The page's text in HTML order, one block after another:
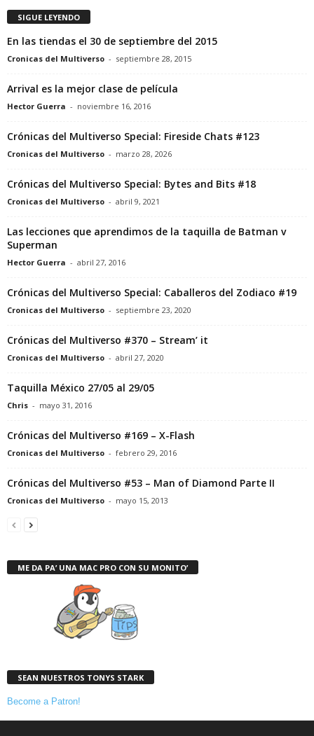
SIGUE LEYENDO
En las tiendas el 30 de septiembre del 2015
Cronicas del Multiverso - septiembre 28, 2015
Arrival es la mejor clase de película
Hector Guerra - noviembre 16, 2016
Crónicas del Multiverso Special: Fireside Chats #123
Cronicas del Multiverso - marzo 28, 2026
Crónicas del Multiverso Special: Bytes and Bits #18
Cronicas del Multiverso - abril 9, 2021
Las lecciones que aprendimos de la taquilla de Batman v
Superman
Hector Guerra - abril 27, 2016
Crónicas del Multiverso Special: Caballeros del Zodiaco #19
Cronicas del Multiverso - septiembre 23, 2020
Crónicas del Multiverso #370 – Stream’ it
Cronicas del Multiverso - abril 27, 2020
Taquilla México 27/05 al 29/05
Chris - mayo 31, 2016
Crónicas del Multiverso #169 – X-Flash
Cronicas del Multiverso - febrero 29, 2016
Crónicas del Multiverso #53 – Man of Diamond Parte II
Cronicas del Multiverso - mayo 15, 2013
ME DA PA’ UNA MAC PRO CON SU MONITO’
SEAN NUESTROS TONYS STARK
Become a Patron!